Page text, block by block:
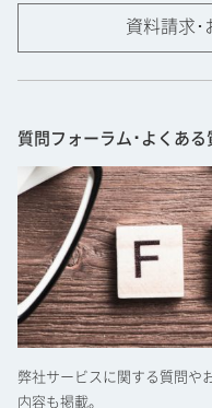
資料請求･
質問フォーラム･よくある
弊社サービスに関する質問や
内容も掲載。